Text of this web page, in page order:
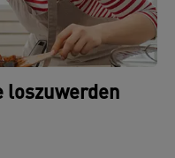
loszuwerden